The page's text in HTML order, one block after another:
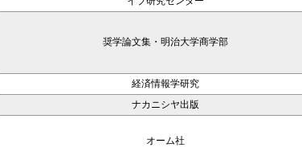
奨学論文集・明治大学商学部
経済情報学研究
ナカニシヤ出版
オーム社